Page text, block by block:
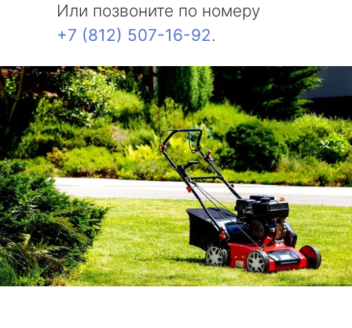
Или позвоните по номеру
+7 (812) 507-16-92.